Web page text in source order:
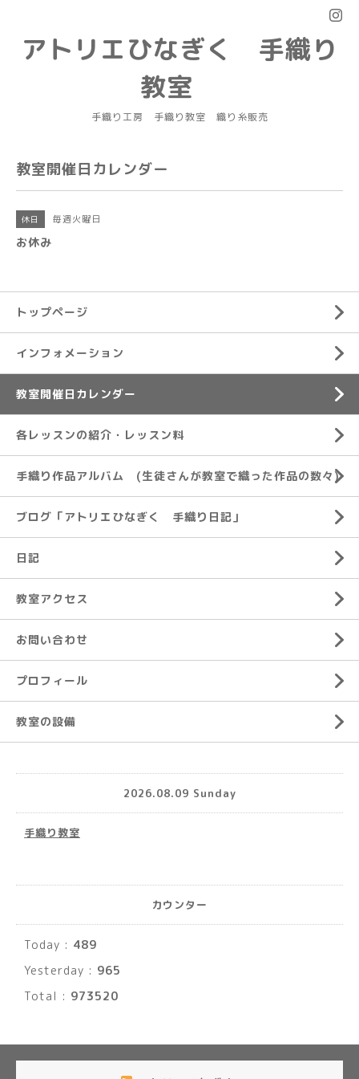
アトリエひなぎく 手織り
教室
手織り工房 手織り教室 織り糸販売
教室開催日カレンダー
休日 毎週火曜日
お休み
トップページ
インフォメーション
教室開催日カレンダー
各レッスンの紹介・レッスン料
手織り作品アルバム (生徒さんが教室で織った作品の数々)
ブログ「アトリエひなぎく 手織り日記」
日記
教室アクセス
お問い合わせ
プロフィール
教室の設備
2026.08.09 Sunday
手織り教室
カウンター
Today : 489
Yesterday : 965
Total : 973520